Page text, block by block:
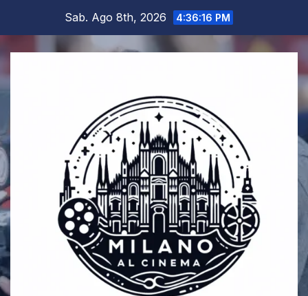
contenuto
Sab. Ago 8th, 2026 4:36:16 PM